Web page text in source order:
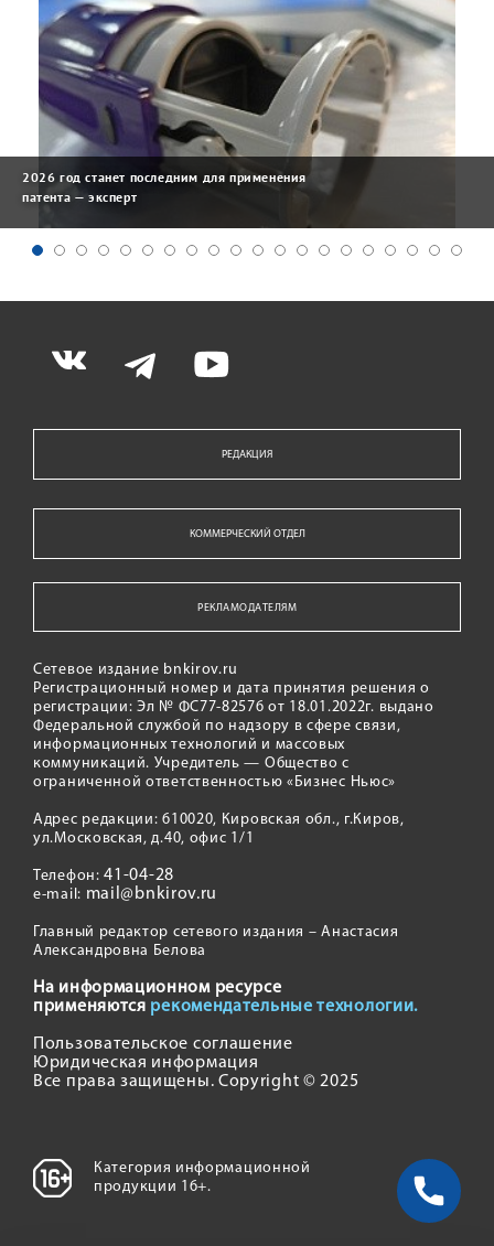
2026 год станет последним для применения
патента — эксперт
РЕДАКЦИЯ
КОММЕРЧЕСКИЙ ОТДЕЛ
РЕКЛАМОДАТЕЛЯМ
Сетевое издание bnkirov.ru
Регистрационный номер и дата принятия решения о
регистрации: Эл № ФС77-82576 от 18.01.2022г. выдано
Федеральной службой по надзору в сфере связи,
информационных технологий и массовых
коммуникаций. Учредитель — Общество с
ограниченной ответственностью «Бизнес Ньюс»
Адрес редакции: 610020, Кировская обл., г.Киров,
ул.Московская, д.40, офис 1/1
Телефон:41-04-28
e-mail: mail@bnkirov.ru
Главный редактор сетевого издания – Анастасия
Александровна Белова
На информационном ресурсе
применяются рекомендательные технологии.
Пользовательское соглашение
Юридическая информация
Все права защищены. Copyright © 2025
Категория информационной
продукции 16+.